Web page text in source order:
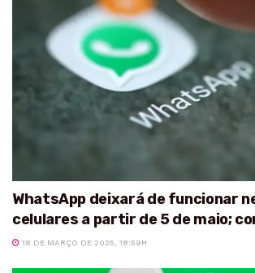
WhatsApp deixará de funcionar
celulares a partir de 5 de maio;
18 DE MARÇO DE 2025, 18:59H